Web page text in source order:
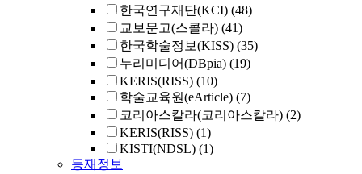
한국연구재단(KCI) (48)
교보문고(스콜라) (41)
한국학술정보(KISS) (35)
누리미디어(DBpia) (19)
KERIS(RISS) (10)
학술교육원(eArticle) (7)
코리아스칼라(코리아스칼라) (2)
KERIS(RISS) (1)
KISTI(NDSL) (1)
등재정보